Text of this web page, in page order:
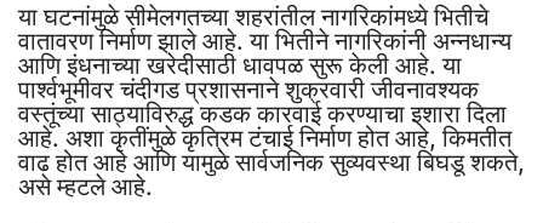
या घटनांमुळे सीमेलगतच्या शहरांतील नागरिकांमध्ये भितीचे
वातावरण निर्माण झाले आहे. या भितीने नागरिकांनी अन्नधान्य
आणि इंधनाच्या खरेदीसाठी धावपळ सुरू केली आहे. या
पार्श्वभूमीवर चंदीगड प्रशासनाने शुक्रवारी जीवनावश्यक
वस्तूंच्या साठ्याविरुद्ध कडक कारवाई करण्याचा इशारा दिला
आहे. अशा कृतींमुळे कृत्रिम टंचाई निर्माण होत आहे, किमतीत
वाढ होत आहे आणि यामुळे सार्वजनिक सुव्यवस्था बिघडू शकते,
असे म्हटले आहे.